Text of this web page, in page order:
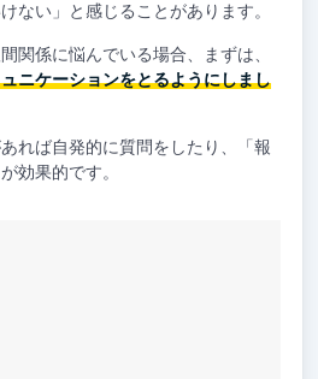
ない」と感じることがあります。
関係に悩んでいる場合、まずは、
ニケーションをとるようにしまし
れば自発的に質問をしたり、「報
効果的です。